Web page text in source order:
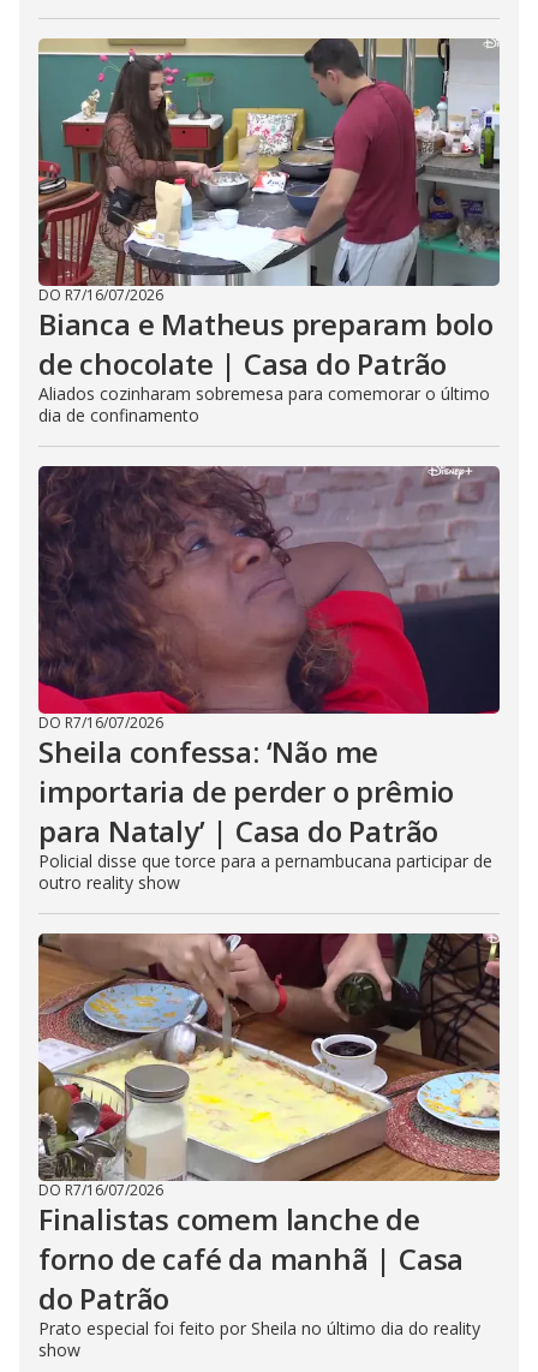
DO R7/16/07/2026
Bianca e Matheus preparam bolo
de chocolate | Casa do Patrão
Aliados cozinharam sobremesa para comemorar o último
dia de confinamento
DO R7/16/07/2026
Sheila confessa: ‘Não me
importaria de perder o prêmio
para Nataly’ | Casa do Patrão
Policial disse que torce para a pernambucana participar de
outro reality show
DO R7/16/07/2026
Finalistas comem lanche de
forno de café da manhã | Casa
do Patrão
Prato especial foi feito por Sheila no último dia do reality
show